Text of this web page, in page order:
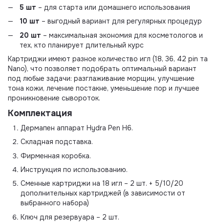
5 шт – для старта или домашнего использования
10 шт – выгодный вариант для регулярных процедур
20 шт – максимальная экономия для косметологов и
тех, кто планирует длительный курс
Картриджи имеют разное количество игл (18, 36, 42 pin та
Nano), что позволяет подобрать оптимальный вариант
под любые задачи: разглаживание морщин, улучшение
тона кожи, лечение постакне, уменьшение пор и лучшее
проникновение сывороток.
Комплектация
Дермапен аппарат Hydra Pen H6.
Складная подставка.
Фирменная коробка.
Инструкция по использованию.
Сменные картриджи на 18 игл – 2 шт. + 5/10/20
дополнительных картриджей (в зависимости от
выбранного набора)
Ключ для резервуара – 2 шт.